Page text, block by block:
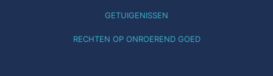
GETUIGENISSEN
RECHTEN OP ONROEREND GOED